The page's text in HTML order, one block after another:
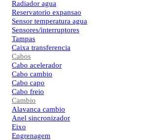
Radiador agua
Reservatorio expansao
Sensor temperatura agua
Sensores/interruptores
Tampas
Caixa transferencia
Cabos
Cabo acelerador
Cabo cambio
Cabo capo
Cabo freio
Cambio
Alavanca cambio
Anel sincronizador
Eixo
Engrenagem